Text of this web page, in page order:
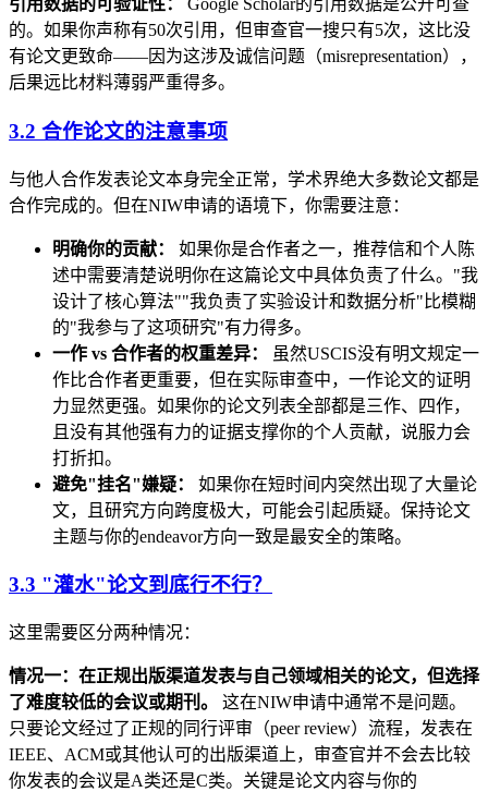
引用数据的可验证性：
Google Scholar的引用数据是公开可查
的。如果你声称有50次引用，但审查官一搜只有5次，这比没
有论文更致命——因为这涉及诚信问题（misrepresentation），
后果远比材料薄弱严重得多。
3.2 合作论文的注意事项
与他人合作发表论文本身完全正常，学术界绝大多数论文都是
合作完成的。但在NIW申请的语境下，你需要注意：
明确你的贡献：
如果你是合作者之一，推荐信和个人陈
述中需要清楚说明你在这篇论文中具体负责了什么。"我
设计了核心算法""我负责了实验设计和数据分析"比模糊
的"我参与了这项研究"有力得多。
一作 vs 合作者的权重差异：
虽然USCIS没有明文规定一
作比合作者更重要，但在实际审查中，一作论文的证明
力显然更强。如果你的论文列表全部都是三作、四作，
且没有其他强有力的证据支撑你的个人贡献，说服力会
打折扣。
避免"挂名"嫌疑：
如果你在短时间内突然出现了大量论
文，且研究方向跨度极大，可能会引起质疑。保持论文
主题与你的endeavor方向一致是最安全的策略。
3.3 "灌水"论文到底行不行？
这里需要区分两种情况：
情况一：在正规出版渠道发表与自己领域相关的论文，但选择
了难度较低的会议或期刊。
这在NIW申请中通常不是问题。
只要论文经过了正规的同行评审（peer review）流程，发表在
IEEE、ACM或其他认可的出版渠道上，审查官并不会去比较
你发表的会议是A类还是C类。关键是论文内容与你的